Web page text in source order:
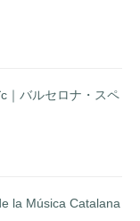
｜バルセロナ・スペ
la Música Catalana